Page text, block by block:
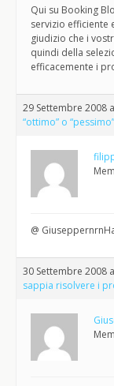
Qui su Booking
servizio efficiente
giudizio che i
quindi della
efficacemente i
29 Settembre 2008
“ottimo” o
@
30 Settembre 2008
sappia risolvere i